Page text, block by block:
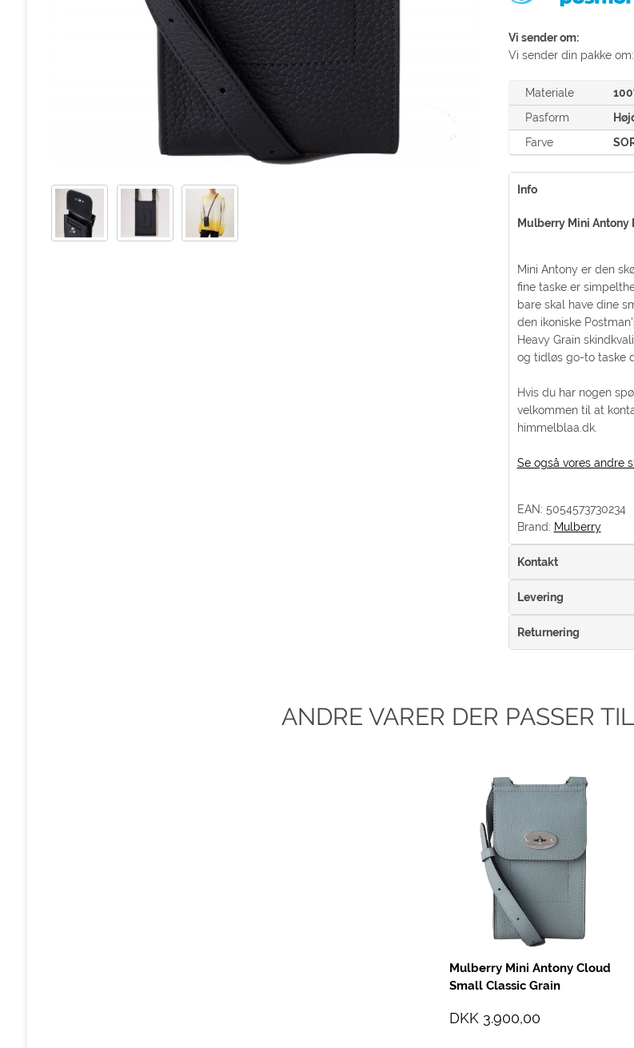
Vi sender om:
Vi sender din pakke om:
Materiale
Pasform
Farve
Info
Mulberry Mini Antony
Mini Antony er den
fine taske er
bare skal have dine
den ikoniske
Heavy Grain
og tidløs go-to taske
Hvis du har nogen
velkommen til at
himmelblaa.dk.
Se også vores andre
EAN: 5054573730234
Brand: Mulberry
Kontakt
Levering
Returnering
ANDRE VARER DER PASSER
Mulberry Mini Antony Cloud
Small Classic Grain
DKK 3.900,00